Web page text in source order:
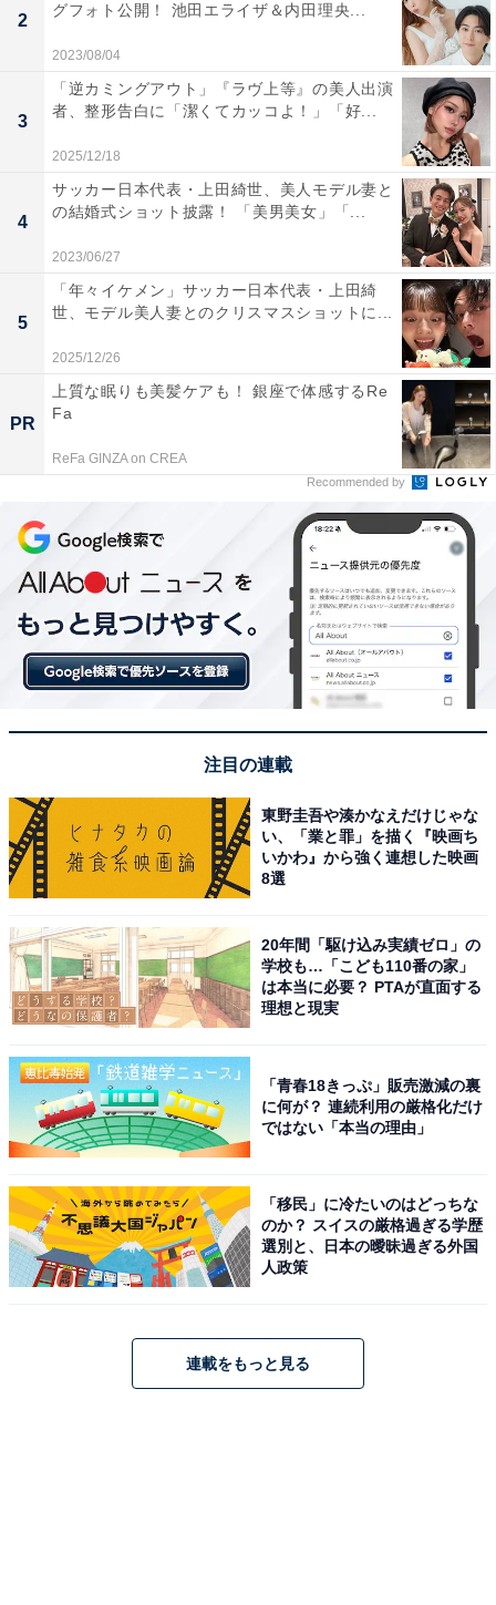
2
グフォト公開！ 池田エライザ＆内田理央...
2023/08/04
3
「逆カミングアウト」『ラヴ上等』の美人出演
者、整形告白に「潔くてカッコよ！」「好...
2025/12/18
4
サッカー日本代表・上田綺世、美人モデル妻と
の結婚式ショット披露！ 「美男美女」「...
2023/06/27
5
「年々イケメン」サッカー日本代表・上田綺
世、モデル美人妻とのクリスマスショットに...
2025/12/26
PR
上質な眠りも美髪ケアも！ 銀座で体感するRe
Fa
ReFa GINZA on CREA
Recommended by
注目の連載
東野圭吾や湊かなえだけじゃな
い、「業と罪」を描く『映画ち
いかわ』から強く連想した映画
8選
20年間「駆け込み実績ゼロ」の
学校も…「こども110番の家」
は本当に必要？ PTAが直面する
理想と現実
「青春18きっぷ」販売激減の裏
に何が？ 連続利用の厳格化だけ
ではない「本当の理由」
「移民」に冷たいのはどっちな
のか？ スイスの厳格過ぎる学歴
選別と、日本の曖昧過ぎる外国
人政策
連載をもっと見る